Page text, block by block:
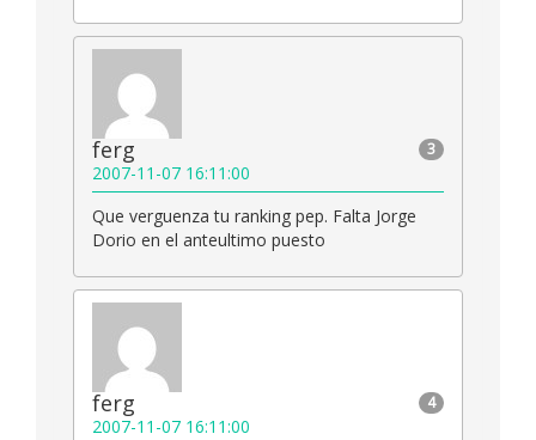
3
ferg
2007-11-07 16:11:00
Que verguenza tu ranking pep. Falta Jorge
Dorio en el anteultimo puesto
4
ferg
2007-11-07 16:11:00